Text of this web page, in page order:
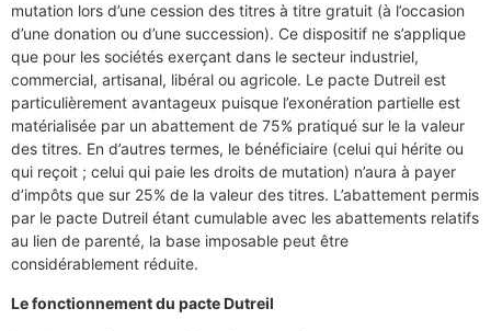
mutation lors d’une cession des titres à titre gratuit (à l’occasion
d’une donation ou d’une succession). Ce dispositif ne s’applique
que pour les sociétés exerçant dans le secteur industriel,
commercial, artisanal, libéral ou agricole. Le pacte Dutreil est
particulièrement avantageux puisque l’exonération partielle est
matérialisée par un abattement de 75% pratiqué sur le la valeur
des titres. En d’autres termes, le bénéficiaire (celui qui hérite ou
qui reçoit ; celui qui paie les droits de mutation) n’aura à payer
d’impôts que sur 25% de la valeur des titres. L’abattement permis
par le pacte Dutreil étant cumulable avec les abattements relatifs
au lien de parenté, la base imposable peut être
considérablement réduite.
Le fonctionnement du pacte Dutreil